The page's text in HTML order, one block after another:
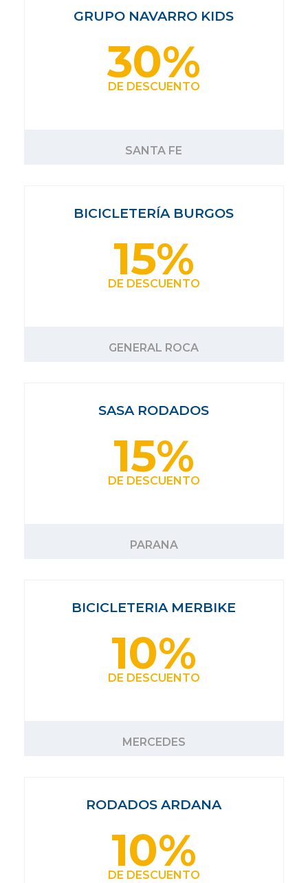
GRUPO NAVARRO KIDS
30%
DE DESCUENTO
SANTA FE
BICICLETERÍA BURGOS
15%
DE DESCUENTO
GENERAL ROCA
SASA RODADOS
15%
DE DESCUENTO
PARANA
BICICLETERIA MERBIKE
10%
DE DESCUENTO
MERCEDES
RODADOS ARDANA
10%
DE DESCUENTO